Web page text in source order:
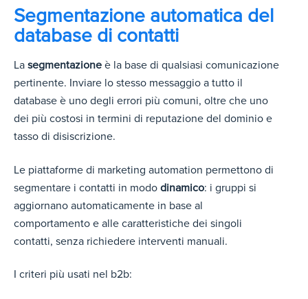
Segmentazione automatica del
database di contatti
La segmentazione è la base di qualsiasi comunicazione
pertinente. Inviare lo stesso messaggio a tutto il
database è uno degli errori più comuni, oltre che uno
dei più costosi in termini di reputazione del dominio e
tasso di disiscrizione.
Le piattaforme di marketing automation permettono di
segmentare i contatti in modo dinamico: i gruppi si
aggiornano automaticamente in base al
comportamento e alle caratteristiche dei singoli
contatti, senza richiedere interventi manuali.
I criteri più usati nel b2b: